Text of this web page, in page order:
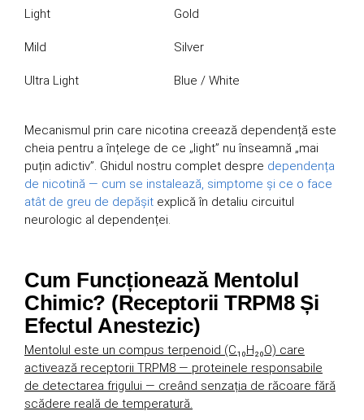
Light Gold
Mild Silver
Ultra Light Blue / White
Mecanismul prin care nicotina creează dependență este
cheia pentru a înțelege de ce „light” nu înseamnă „mai
puțin adictiv”. Ghidul nostru complet despre dependența
de nicotină — cum se instalează, simptome și ce o face
atât de greu de depășit explică în detaliu circuitul
neurologic al dependenței.
Cum Funcționează Mentolul
Chimic? (Receptorii TRPM8 Și
Efectul Anestezic)
Mentolul este un compus terpenoid (C₁₀H₂₀O) care
activează receptorii TRPM8 — proteinele responsabile
de detectarea frigului — creând senzația de răcoare fără
scădere reală de temperatură.